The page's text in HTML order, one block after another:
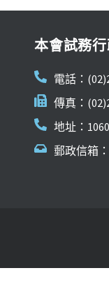
本會試務
電話：
傳真：
地址：
郵政信箱